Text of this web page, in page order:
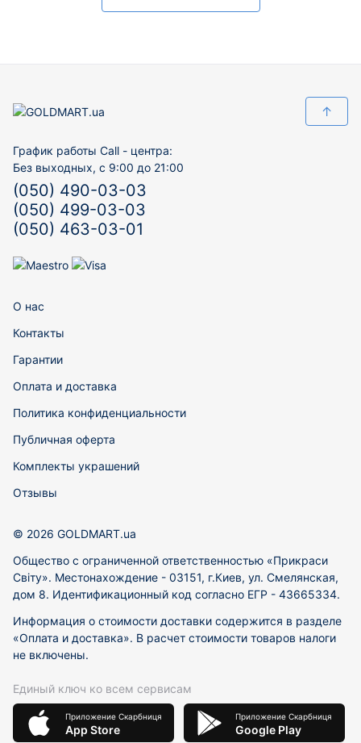
↑
График работы Call - центра:
Без выходных, с 9:00 до 21:00
(050) 490-03-03
(050) 499-03-03
(050) 463-03-01
О нас
Контакты
Гарантии
Оплата и доставка
Политика конфиденциальности
Публичная оферта
Комплекты украшений
Отзывы
© 2026 GOLDMART.ua
Общество с ограниченной ответственностью «Прикраси
Світу». Местонахождение - 03151, г.Киев, ул. Смелянская,
дом 8. Идентификационный код согласно ЕГР - 43665334.
Информация о стоимости доставки содержится в разделе
«Оплата и доставка». В расчет стоимости товаров налоги
не включены.
Единый ключ ко всем сервисам
Приложение Скарбниця
App Store
Приложение Скарбниця
Google Play